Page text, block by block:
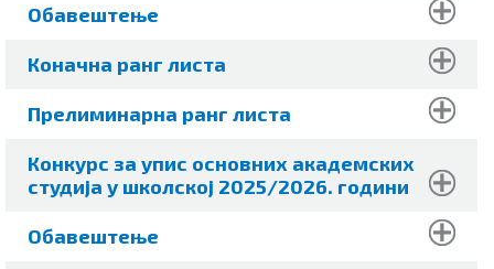
Обавештење
Коначна ранг листа
Прелиминарна ранг листа
Конкурс за упис основних академских
студија у шкoлској 2025/2026. години
Обавештење